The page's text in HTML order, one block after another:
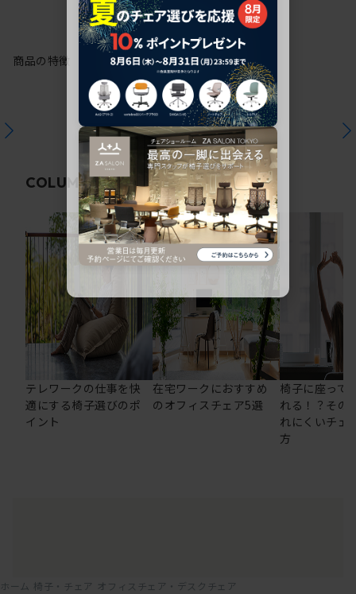
商品の特徴
COLUMN関連コラム
テレワークの仕事を快
適にする椅子選びのポ
イント
在宅ワークにおすすめ
のオフィスチェア5選
椅子に座って
れる！？その
れにくいチェ
方
ホーム 椅子・チェア オフィスチェア・デスクチェア